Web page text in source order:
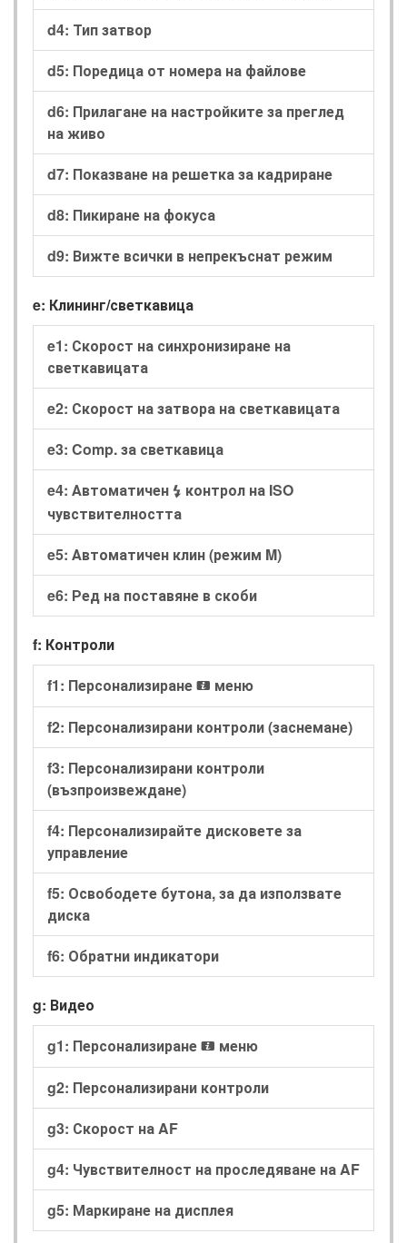
d4: Тип затвор
d5: Поредица от номера на файлове
d6: Прилагане на настройките за преглед
на живо
d7: Показване на решетка за кадриране
d8: Пикиране на фокуса
d9: Вижте всички в непрекъснат режим
e: Клининг/светкавица
e1: Скорост на синхронизиране на
светкавицата
e2: Скорост на затвора на светкавицата
e3: Comp. за светкавица
e4: Автоматичен c контрол на ISO
чувствителността
e5: Автоматичен клин (режим M)
e6: Ред на поставяне в скоби
f: Контроли
f1: Персонализиране i меню
f2: Персонализирани контроли (заснемане)
f3: Персонализирани контроли
(възпроизвеждане)
f4: Персонализирайте дисковете за
управление
f5: Освободете бутона, за да използвате
диска
f6: Обратни индикатори
g: Видео
g1: Персонализиране i меню
g2: Персонализирани контроли
g3: Скорост на AF
g4: Чувствителност на проследяване на AF
g5: Маркиране на дисплея